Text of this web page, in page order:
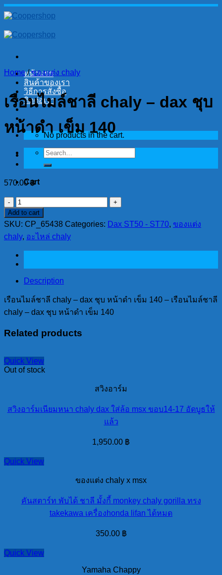
Skip
to
หน้าแรก
สินค้าของเรา
วิธีการสั่งซื้อ
ติดต่อเรา
No products in the cart.
Search
for:
Cart
Home / ของแต่ง chaly
เรือนไมล์ชาลี chaly – dax ชุบ
หน้าดำ เข็ม 140
570.00฿
เรือน
ไมล์
ชาลี
chaly
dax
ชุบ
หน้า
เข็ม
140
Add to cart
SKU: CP_65438 Categories: Dax ST50 - ST70, ของแต่ง
chaly, อะไหล่ chaly
Description
เรือนไมล์ชาลี chaly – dax ชุบ หน้าดำ เข็ม 140 – เรือนไมล์ชาลี
chaly – dax ชุบ หน้าดำ เข็ม 140
Related products
Quick View
Out of stock
สวิงอาร์ม
สวิงอาร์มเนียมหนา chaly dax ใส่ล้อ msx ขอบ14-17 อัดบูธให้
แล้ว
1,950.00 ฿
Quick View
ของแต่ง chaly x msx
คันสตาร์ท พับได้ ชาลี มั้งกี้ monkey chaly gorilla ทรง
takekawa เครื่องhonda lifan ได้หมด
350.00 ฿
Quick View
Yamaha Chappy